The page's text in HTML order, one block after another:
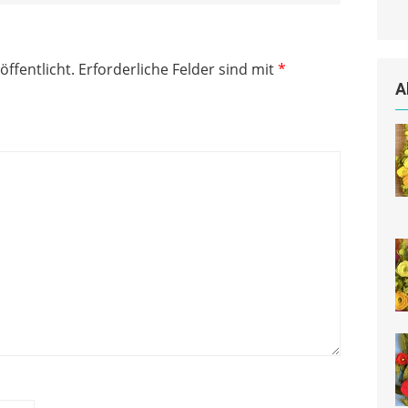
Erforderliche Felder sind mit*